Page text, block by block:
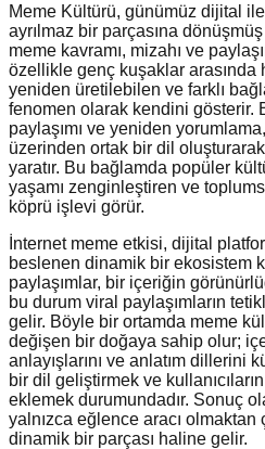
Meme Kültürü, günümüz dijital
ayrılmaz bir parçasına
meme kavramı, mizahı ve
özellikle genç kuşaklar arasında
yeniden üretilebilen ve farklı
fenomen olarak kendini gösterir.
paylaşımı ve yeniden
üzerinden ortak bir dil
yaratır. Bu bağlamda popüler
yaşamı zenginleştiren ve
köprü işlevi görür.
İnternet meme etkisi, dijital
beslenen dinamik bir ekosistem
paylaşımlar, bir içeriğin
bu durum viral paylaşımların
gelir. Böyle bir ortamda meme
değişen bir doğaya sahip olur;
anlayışlarını ve anlatım dillerini
bir dil geliştirmek ve
eklemek durumundadır. Sonuç
yalnızca eğlence aracı olmaktan
dinamik bir parçası haline gelir.